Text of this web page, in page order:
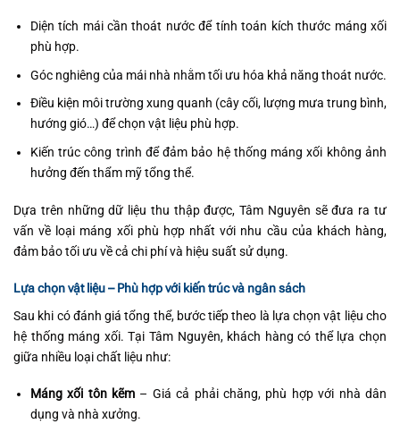
Diện tích mái cần thoát nước để tính toán kích thước máng xối
phù hợp.
Góc nghiêng của mái nhà nhằm tối ưu hóa khả năng thoát nước.
Điều kiện môi trường xung quanh (cây cối, lượng mưa trung bình,
hướng gió…) để chọn vật liệu phù hợp.
Kiến trúc công trình để đảm bảo hệ thống máng xối không ảnh
hưởng đến thẩm mỹ tổng thể.
Dựa trên những dữ liệu thu thập được, Tâm Nguyên sẽ đưa ra tư
vấn về loại máng xối phù hợp nhất với nhu cầu của khách hàng,
đảm bảo tối ưu về cả chi phí và hiệu suất sử dụng.
Lựa chọn vật liệu – Phù hợp với kiến trúc và ngân sách
Sau khi có đánh giá tổng thể, bước tiếp theo là lựa chọn vật liệu cho
hệ thống máng xối. Tại Tâm Nguyên, khách hàng có thể lựa chọn
giữa nhiều loại chất liệu như:
Máng xối tôn kẽm– Giá cả phải chăng, phù hợp với nhà dân
dụng và nhà xưởng.